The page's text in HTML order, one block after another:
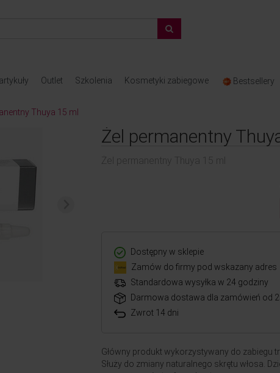
Outlet Szkolenia Kosmetyki zabiegowe Bestsellery
Thuya 15 ml
Żel permanentny
Żel permanentny Thuya 15 ml
Dostępny w sklepie
Zamów do firmy pod wskazany adres
Standardowa wysyłka w 24 godziny
Darmowa dostawa dla zamówień od
Zwrot 14 dni
Główny produkt wykorzystywany do zabiegu
Służy do zmiany naturalnego skrętu włosa.